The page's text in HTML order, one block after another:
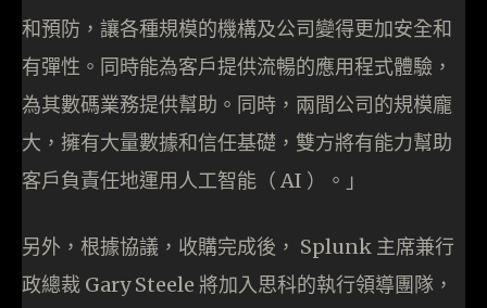
和預防，讓各種規模的機構及公司變得更加安全和
有彈性。同時能為客戶提供流暢的應用程式體驗，
為其數碼業務提供幫助。同時，兩間公司的規模龐
大，擁有大量數據和信任基礎，雙方將有能力幫助
客戶負責任地運用人工智能（ AI ）。」
另外，根據協議，收購完成後， Splunk 主席兼行
政總裁 Gary Steele 將加入思科的執行領導團隊，